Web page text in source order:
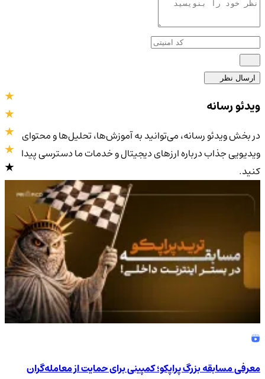
ارسال نظر
4.9/5
ویدئو رسانه
در بخش ویدئو رسانه، می‌توانید به آموزش‌ها، تحلیل‌ها و محتوای
ویدیویی جذاب درباره ارزهای دیجیتال و خدمات ما دسترسی پیدا
کنید.
معرفی مسابقه بزرگ پراپکو؛ کمپینی برای حمایت از معامله‌گران